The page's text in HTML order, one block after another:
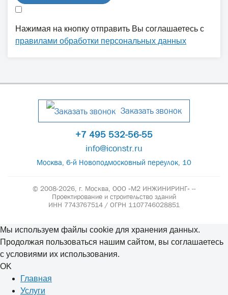
Нажимая на кнопку отправить Вы соглашаетесь с
правилами обработки персональных данных
Заказать звонок
+7 495 532-56-55
info@iconstr.ru
Москва, 6-й Новоподмосковный переулок, 10
© 2008-2026, г. Москва, ООО «М2 ИНЖИНИРИНГ» --
Проектирование и строительство зданий
ИНН 7743767514 / ОГРН 1107746028851
Мы используем файлы cookie для хранения данных.
Продолжая пользоваться нашим сайтом, вы соглашаетесь
с условиями их использования.
OK
Главная
Услуги